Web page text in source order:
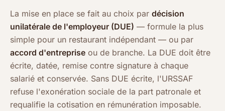
La mise en place se fait au choix par décision
unilatérale de l'employeur (DUE) — formule la plus
simple pour un restaurant indépendant — ou par
accord d'entreprise ou de branche. La DUE doit être
écrite, datée, remise contre signature à chaque
salarié et conservée. Sans DUE écrite, l'URSSAF
refuse l'exonération sociale de la part patronale et
requalifie la cotisation en rémunération imposable.